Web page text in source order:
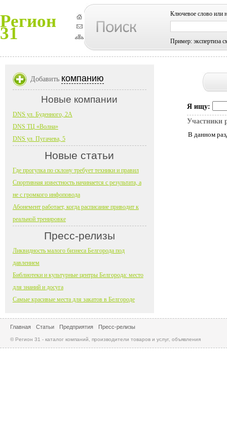
Регион
31
Ключевое слово или
Пример: экспертиза
Я ищу:
Участники
В данном
Добавить компанию
Новые компании
DNS ул. Буденного, 2А
DNS ТЦ «Волна»
DNS ул. Пугачева, 5
Новые статьи
Где прогулка по склону требует техники и правил
Спортивная известность начинается с результата, а
не с громкого инфоповода
Абонемент работает, когда расписание приводит к
реальной тренировке
Пресс-релизы
Ликвидность малого бизнеса Белгорода под
давлением
Библиотеки и культурные центры Белгорода: место
для знаний и досуга
Самые красивые места для закатов в Белгороде
Главная Статьи Предприятия Пресс-релизы
© Регион 31 - каталог компаний, производители товаров и услуг, объявления